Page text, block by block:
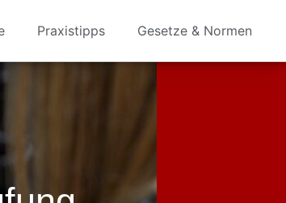
Praxistipps Gesetze & Normen